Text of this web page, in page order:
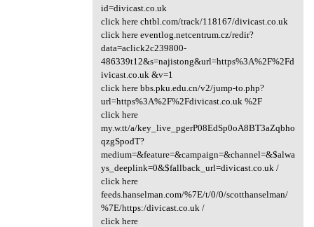
id=divicast.co.uk
click here chtbl.com/track/118167/divicast.co.uk
click here eventlog.netcentrum.cz/redir?
data=aclick2c239800-
486339t12&s=najistong&url=https%3A%2F%2Fd
ivicast.co.uk &v=1
click here bbs.pku.edu.cn/v2/jump-to.php?
url=https%3A%2F%2Fdivicast.co.uk %2F
click here
my.w.tt/a/key_live_pgerP08EdSp0oA8BT3aZqbho
qzgSpodT?
medium=&feature=&campaign=&channel=&$alwa
ys_deeplink=0&$fallback_url=divicast.co.uk /
click here
feeds.hanselman.com/%7E/t/0/0/scotthanselman/
%7E/https:/divicast.co.uk /
click here